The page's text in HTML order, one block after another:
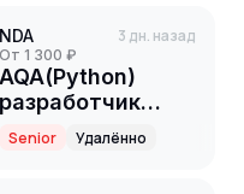
NDA 3 дн. назад
от 1 300 ₽
AQA(Python)
разработчик
Senior
Senior Удалённо